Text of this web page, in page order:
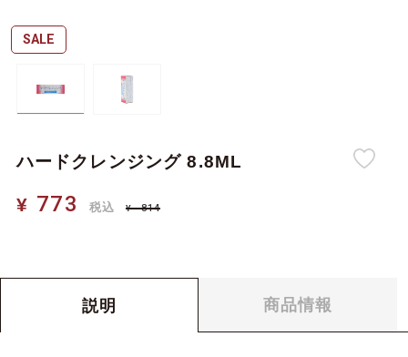
SALE
ハードクレンジング 8.8ML
¥ 773 税込 ¥ 814
説明 商品情報